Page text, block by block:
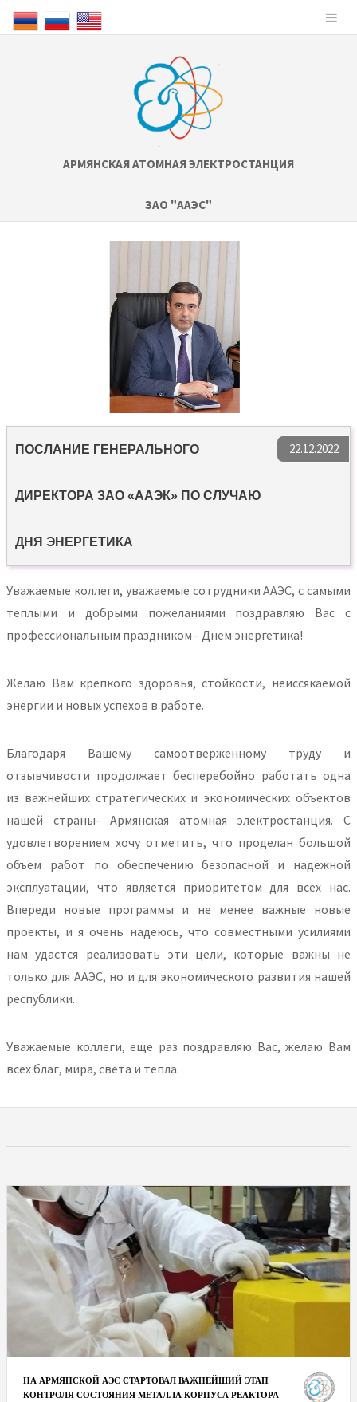
АРМЯНСКАЯ АТОМНАЯ ЭЛЕКТРОСТАНЦИЯ
ЗАО "ААЭС"
22.12.2022
ПОСЛАНИЕ ГЕНЕРАЛЬНОГО
ДИРЕКТОРА ЗАО «ААЭК» ПО СЛУЧАЮ
ДНЯ ЭНЕРГЕТИКА
Уважаемые коллеги, уважаемые сотрудники ААЭС, с самыми
теплыми и добрыми пожеланиями поздравляю Вас с
профессиональным праздником - Днем энергетика!
Желаю Вам крепкого здоровья, стойкости, неиссякаемой
энергии и новых успехов в работе.
Благодаря Вашему самоотверженному труду и
отзывчивости продолжает бесперебойно работать одна
из важнейших стратегических и экономических объектов
нашей страны- Армянская атомная электростанция. С
удовлетворением хочу отметить, что проделан большой
объем работ по обеспечению безопасной и надежной
эксплуатации, что является приоритетом для всех нас.
Впереди новые программы и не менее важные новые
проекты, и я очень надеюсь, что совместными усилиями
нам удастся реализовать эти цели, которые важны не
только для ААЭС, но и для экономического развития нашей
республики.
Уважаемые коллеги, еще раз поздравляю Вас, желаю Вам
всех благ, мира, света и тепла.
НА АРМЯНСКОЙ АЭС СТАРТОВАЛ ВАЖНЕЙШИЙ ЭТАП
КОНТРОЛЯ СОСТОЯНИЯ МЕТАЛЛА КОРПУСА РЕАКТОРА